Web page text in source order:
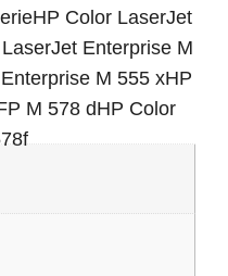
Color LaserJet
Enterprise M
M 555 xHP
M 578 dHP Color